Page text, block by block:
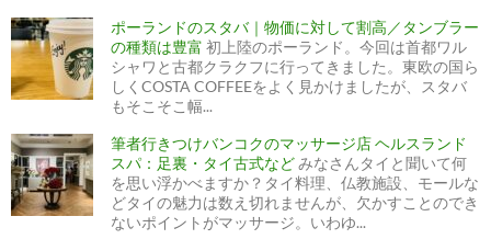
ポーランドのスタバ｜物価に対して割高／タンブラー
の種類は豊富 初上陸のポーランド。今回は首都ワル
シャワと古都クラクフに行ってきました。東欧の国ら
しくCOSTA COFFEEをよく見かけましたが、スタバ
もそこそこ幅...
筆者行きつけバンコクのマッサージ店 ヘルスランド
スパ：足裏・タイ古式などみなさんタイと聞いて何
を思い浮かべますか？タイ料理、仏教施設、モールな
どタイの魅力は数え切れませんが、欠かすことのでき
ないポイントがマッサージ。いわゆ...